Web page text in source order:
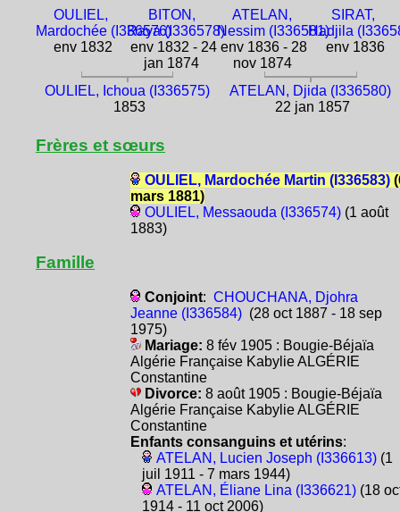
OULIEL,
Mardochée (I336576)
env 1832
BITON,
Raya (I336578)
env 1832 - 24
jan 1874
ATELAN,
Nessim (I336581)
env 1836 - 28
nov 1874
SIRAT,
Hadjila
env 1836
OULIEL, Ichoua (I336575)
1853
ATELAN, Djida (I336580)
22 jan 1857
Frères et sœurs
OULIEL, Mardochée Martin (I336583)
mars 1881)
OULIEL, Messaouda (I336574)(1 août
1883)
Famille
Conjoint: CHOUCHANA, Djohra
Jeanne (I336584)(28 oct 1887 - 18 sep
1975)
Mariage: 8 fév 1905 : Bougie-Béjaïa
Algérie Française Kabylie ALGÉRIE
Constantine
Divorce: 8 août 1905 : Bougie-Béjaïa
Algérie Française Kabylie ALGÉRIE
Constantine
Enfants consanguins et utérins:
ATELAN, Lucien Joseph (I336613)(1
juil 1911 - 7 mars 1944)
ATELAN, Éliane Lina (I336621)(18
1914 - 11 oct 2006)